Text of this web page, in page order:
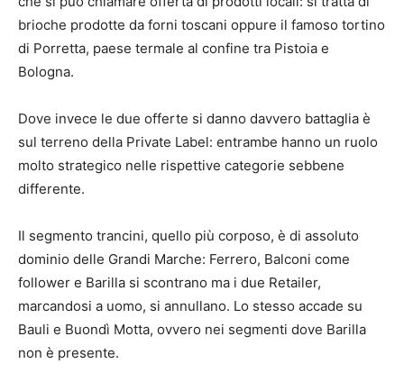
brioche prodotte da forni toscani oppure il famoso tortino
di Porretta, paese termale al confine tra Pistoia e
Bologna.
Dove invece le due offerte si danno davvero battaglia è
sul terreno della Private Label: entrambe hanno un ruolo
molto strategico nelle rispettive categorie sebbene
differente.
Il segmento trancini, quello più corposo, è di assoluto
dominio delle Grandi Marche: Ferrero, Balconi come
follower e Barilla si scontrano ma i due Retailer,
marcandosi a uomo, si annullano. Lo stesso accade su
Bauli e Buondì Motta, ovvero nei segmenti dove Barilla
non è presente.